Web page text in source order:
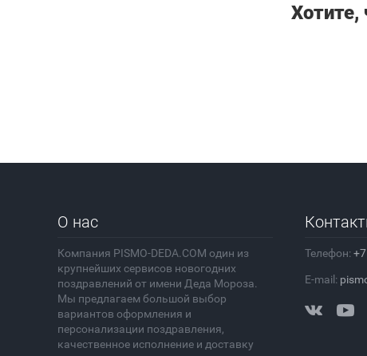
О нас
Компания PISMO-DEDA.COM один из
крупнейших сервисов новогодних
поздравлений от имени Деда Мороза.
Мы предлагаем большой выбор
вариантов оформления и
персонализации поздравления,
качественное исполнение и доставку
Телефон:
E-mail: